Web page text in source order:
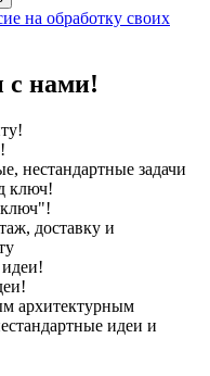
на обработку своих
с нами!
нестандартные задачи
доставку и
архитектурным
идеи и